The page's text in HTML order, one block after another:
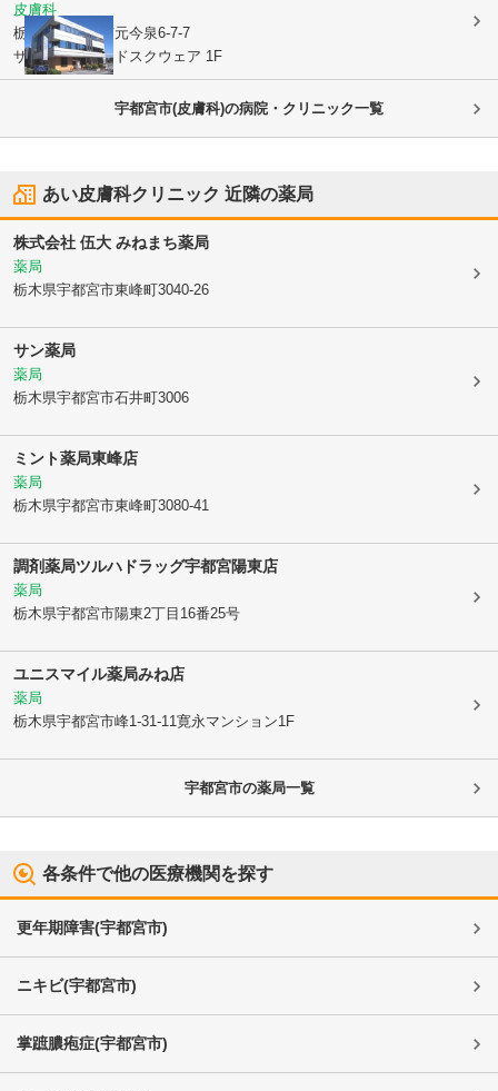
皮膚科
栃木県宇都宮市元今泉6-7-7
ザ・パークサイドスクウェア 1F
宇都宮市(皮膚科)の病院・クリニック一覧
あい皮膚科クリニック 近隣の薬局
株式会社 伍大 みねまち薬局
薬局
栃木県宇都宮市東峰町3040-26
サン薬局
薬局
栃木県宇都宮市石井町3006
ミント薬局東峰店
薬局
栃木県宇都宮市東峰町3080-41
調剤薬局ツルハドラッグ宇都宮陽東店
薬局
栃木県宇都宮市陽東2丁目16番25号
ユニスマイル薬局みね店
薬局
栃木県宇都宮市峰1-31-11寛永マンション1F
宇都宮市の薬局一覧
各条件で他の医療機関を探す
更年期障害(宇都宮市)
ニキビ(宇都宮市)
掌蹠膿疱症(宇都宮市)